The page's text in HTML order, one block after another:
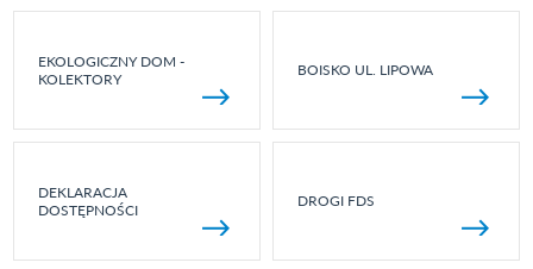
EKOLOGICZNY DOM -
KOLEKTORY
BOISKO UL. LIPOWA
DEKLARACJA
DOSTĘPNOŚCI
DROGI FDS